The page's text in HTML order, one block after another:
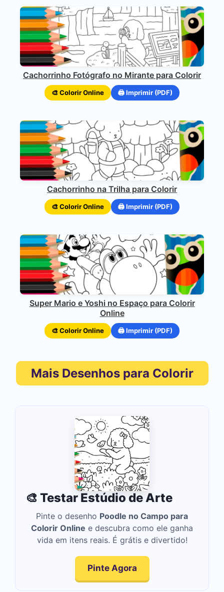
Cachorrinho Fotógrafo no Mirante para Colorir
🎨 Colorir Online 🖨️ Imprimir (PDF)
Cachorrinho na Trilha para Colorir
🎨 Colorir Online 🖨️ Imprimir (PDF)
Super Mario e Yoshi no Espaço para Colorir
Online
🎨 Colorir Online 🖨️ Imprimir (PDF)
Mais Desenhos para Colorir
🎨 Testar Estúdio de Arte
Pinte o desenho Poodle no Campo para
Colorir Online e descubra como ele ganha
vida em itens reais. É grátis e divertido!
Pinte Agora